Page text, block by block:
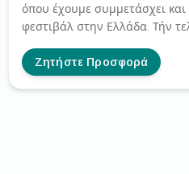
όπου έχουμε συμμετάσχει
φεστιβάλ στην Ελλάδα. Τήν
Ζητήστε Προσφορά